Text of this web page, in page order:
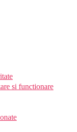
si functionare